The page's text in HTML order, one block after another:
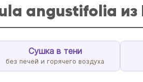
angustifolia из
Сушка в тени
без печей и горячего воздуха